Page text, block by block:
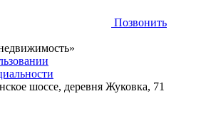
Позвонить
шоссе, деревня Жуковка, 71